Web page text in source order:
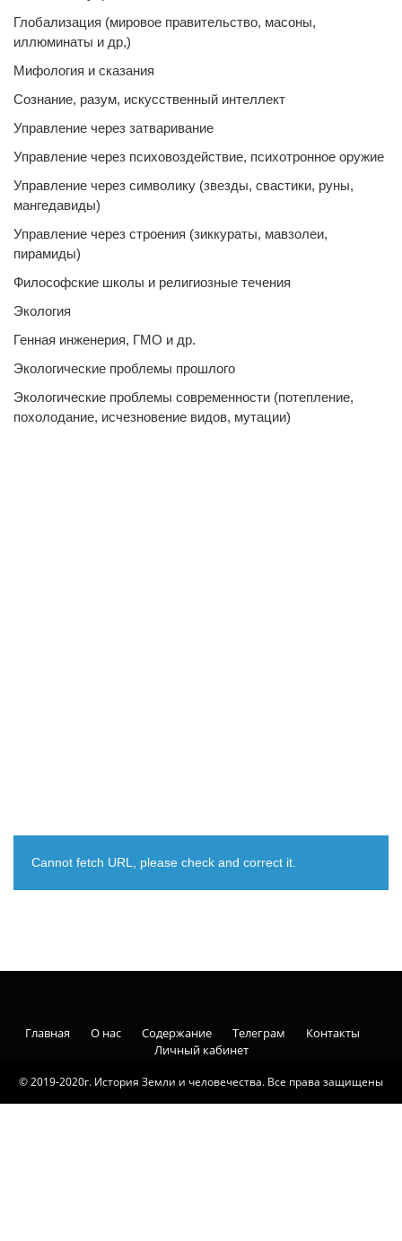
Глобализация (мировое правительство, масоны,
иллюминаты и др,)
Мифология и сказания
Сознание, разум, искусственный интеллект
Управление через затваривание
Управление через психовоздействие, психотронное оружие
Управление через символику (звезды, свастики, руны,
мангедавиды)
Управление через строения (зиккураты, мавзолеи,
пирамиды)
Философские школы и религиозные течения
Экология
Генная инженерия, ГМО и др.
Экологические проблемы прошлого
Экологические проблемы современности (потепление,
похолодание, исчезновение видов, мутации)
Cannot fetch URL, please check and correct it.
© 2019-2020г. История Земли и человечества. Все права защищены
Главная О нас Содержание Телеграм
Контакты
Личный кабинет